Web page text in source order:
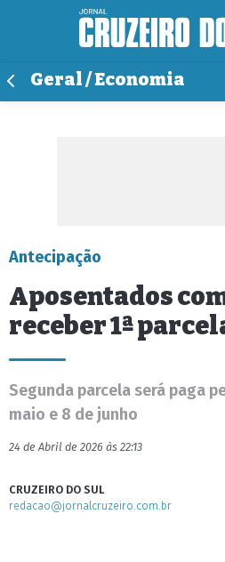
Geral / Economia
Antecipação
Aposentados
receber 1ª
Segunda parcela será paga
maio e 8 de junho
24 de Abril de 2026 às 22:13
CRUZEIRO DO SUL
redacao@jornalcruzeiro.com.br